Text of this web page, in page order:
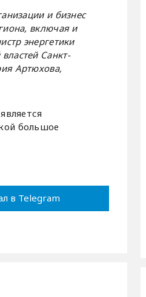
и бизнес
включая и
энергетики
Санкт-
Артюхова,
большое
в Telegram